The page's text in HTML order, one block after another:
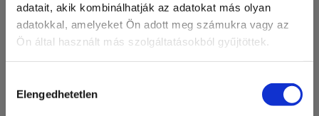
adatait, akik kombinálhatják az adatokat más olyan
adatokkal, amelyeket Ön adott meg számukra vagy az
Ön által használt más szolgáltatásokból gyűjtöttek.
kiválasztása
Elengedhetetlen